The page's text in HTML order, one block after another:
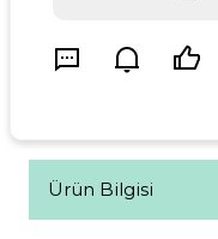
Ürün Bilgisi